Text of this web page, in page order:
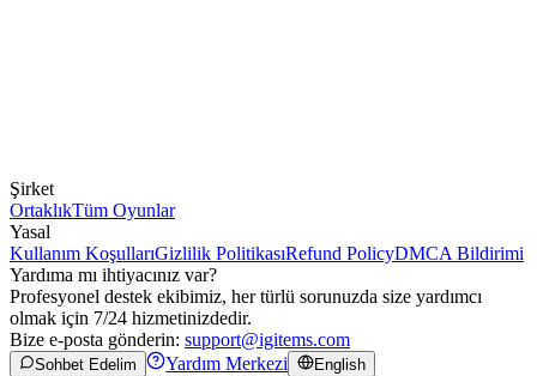
Şirket
OrtaklıkTüm Oyunlar
Yasal
Kullanım KoşullarıGizlilik PolitikasıRefund PolicyDMCA Bildirimi
Yardıma mı ihtiyacınız var?
Profesyonel destek ekibimiz, her türlü sorunuzda size yardımcı
olmak için 7/24 hizmetinizdedir.
Bize e-posta gönderin: support@igitems.com
Sohbet Edelim Yardım Merkezi English